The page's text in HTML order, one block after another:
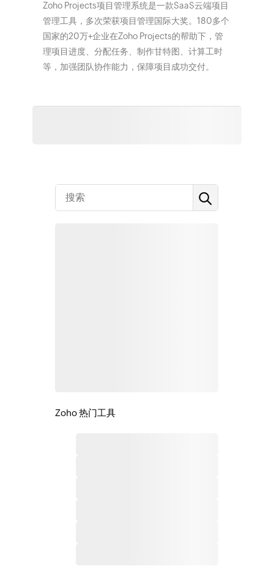
Zoho Projects项目管理系统是一款SaaS云端项目
管理工具，多次荣获项目管理国际大奖。180多个
国家的20万+企业在Zoho Projects的帮助下，管
理项目进度、分配任务、制作甘特图、计算工时
等，加强团队协作能力，保障项目成功交付。
Zoho 热门工具